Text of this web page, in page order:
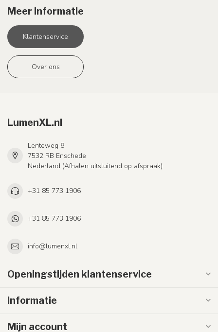
Meer informatie
Klantenservice
Over ons
LumenXL.nl
Lenteweg 8
7532 RB Enschede
Nederland (Afhalen uitsluitend op afspraak)
+31 85 773 1906
+31 85 773 1906
info@lumenxl.nl
Openingstijden klantenservice
Informatie
Mijn account